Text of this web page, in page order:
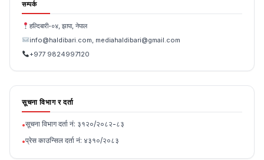
सम्पर्क
हल्दिबारी-०४, झापा, नेपाल
info@haldibari.com, mediahaldibari@gmail.com
+977 9824997120
सूचना विभाग र दर्ता
•सूचना विभाग दर्ता नं: ३१२०/२०८२-८३
•प्रेस काउन्सिल दर्ता नं: ४३१०/२०८३